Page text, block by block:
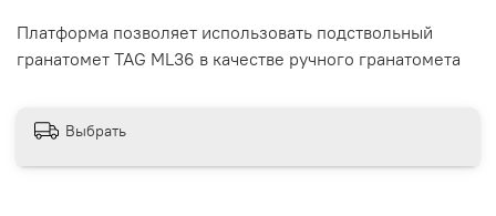
Платформа позволяет использовать подствольный
гранатомет TAG ML36 в качестве ручного гранатомета
Выбрать